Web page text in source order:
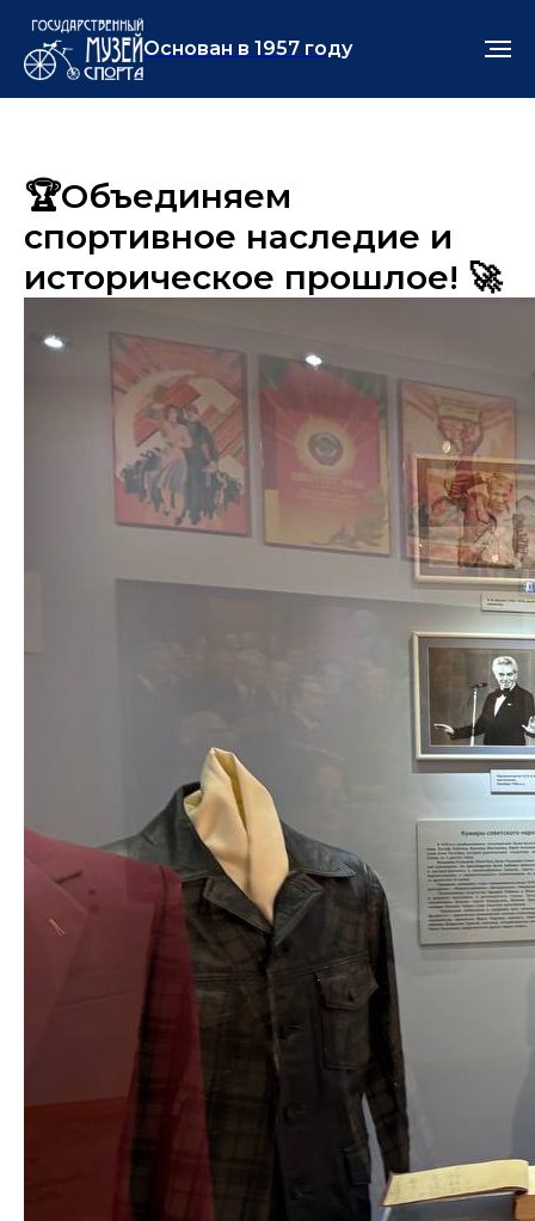
Основан в 1957 году
🏆Объединяем
спортивное наследие и
историческое прошлое! 🚀